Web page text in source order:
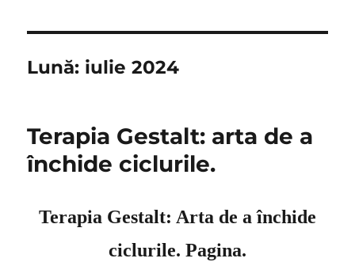
Lună: iulie 2024
Terapia Gestalt: arta de a
închide ciclurile.
Terapia Gestalt: Arta de a închide
ciclurile. Pagina.